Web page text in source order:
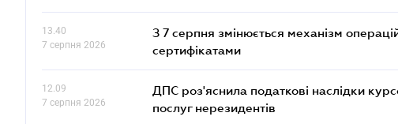
13.40
7 серпня 2026
З 7 серпня змінюється механізм
сертифікатами
12.09
7 серпня 2026
ДПС роз'яснила податкові наслідки
послуг нерезидентів